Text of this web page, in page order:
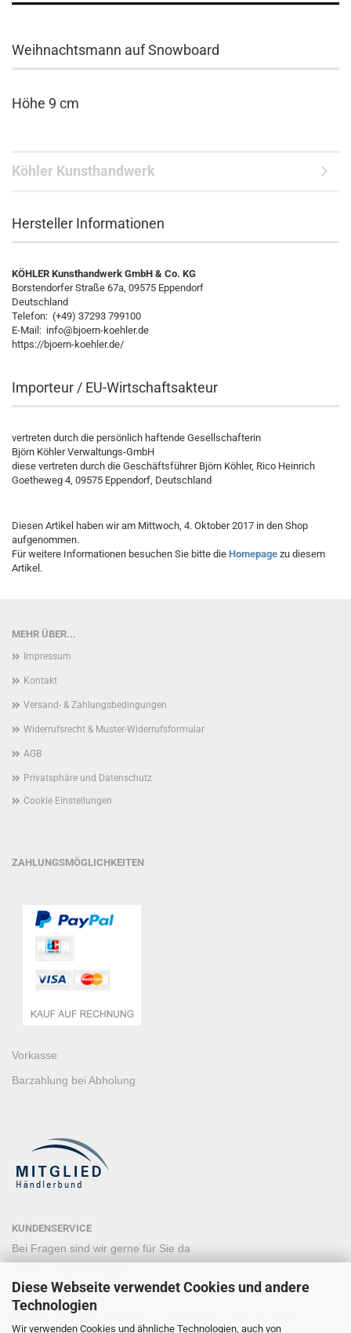
Diese Webseite verwendet Cookies und andere
Technologien
Wir verwenden Cookies und ähnliche Technologien, auch von
Weihnachtsmann auf Snowboard
Höhe 9 cm
Köhler Kunsthandwerk
Hersteller Informationen
KÖHLER Kunsthandwerk GmbH & Co. KG
Borstendorfer Straße 67a, 09575 Eppendorf
Deutschland
Telefon: (+49) 37293 799100
E-Mail: info@bjoern-koehler.de
https://bjoern-koehler.de/
Importeur / EU-Wirtschaftsakteur
vertreten durch die persönlich haftende Gesellschafterin
Björn Köhler Verwaltungs-GmbH
diese vertreten durch die Geschäftsführer Björn Köhler, Rico Heinrich
Goetheweg 4, 09575 Eppendorf, Deutschland
Diesen Artikel haben wir am Mittwoch, 4. Oktober 2017 in den Shop
aufgenommen.
Für weitere Informationen besuchen Sie bitte die Homepage zu diesem
Artikel.
MEHR ÜBER...
Impressum
Kontakt
Versand- & Zahlungsbedingungen
Widerrufsrecht & Muster-Widerrufsformular
AGB
Privatsphäre und Datenschutz
Cookie Einstellungen
ZAHLUNGSMÖGLICHKEITEN
Vorkasse
Barzahlung bei Abholung
KUNDENSERVICE
Bei Fragen sind wir gerne für Sie da
Mobil +49 15120215577